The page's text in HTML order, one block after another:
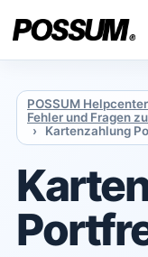
POSSUM Helpcenter
Fehler und Fragen
› Kartenzahlung